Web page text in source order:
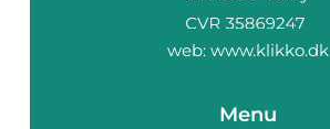
web: www.klikko.dk
Menu